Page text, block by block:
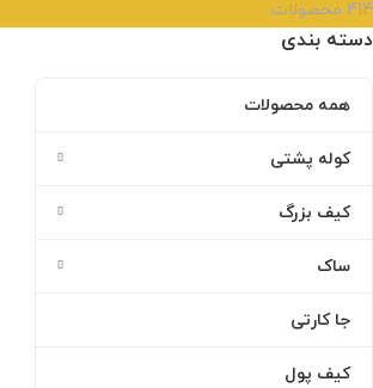
414 محصولات
دسته بندی
همه محصولات
کوله پشتی
کیف بزرگ
ساک
جا کارتی
کیف پول